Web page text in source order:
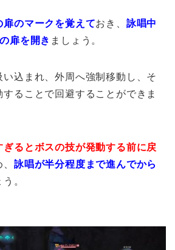
のマークを覚えておき、 詠唱中
扉を開き ましょう。
込まれ、外周へ強制移動し、そ
ることで回避することができま
ぎるとボスの技が発動する前に戻
、詠唱が半分程度まで進んでから
。